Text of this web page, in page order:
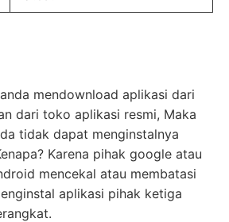
mendownload aplikasi dari
dari toko aplikasi resmi, Maka
tidak dapat menginstalnya
Karena pihak google atau
mencekal atau membatasi
aplikasi pihak ketiga